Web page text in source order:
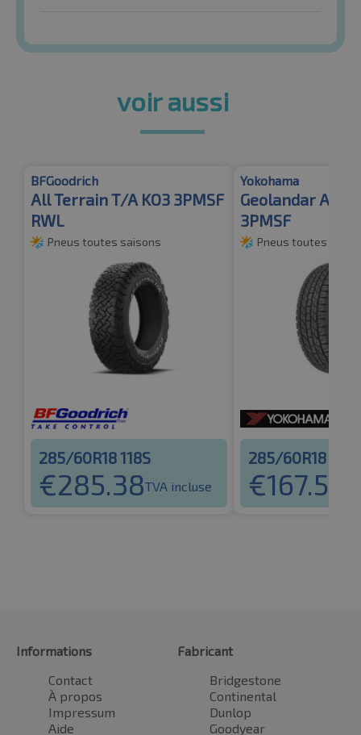
voir aussi
BFGoodrich
All Terrain T/A KO3 3PMSF
RWL
Pneus toutes saisons
285/60R18 118S
€285.38TVA incluse
Yokohama
Geolandar A/T
3PMSF
Pneus toutes
285/60R18
€167.54
Informations
Contact
À propos
Impressum
Aide
Fabricant
Bridgestone
Continental
Dunlop
Goodyear